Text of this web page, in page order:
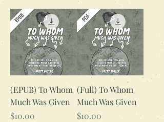
(EPUB) To Whom
Much Was Given
Price
$10.00
(Full) To Whom
Much Was Given
Price
$10.00